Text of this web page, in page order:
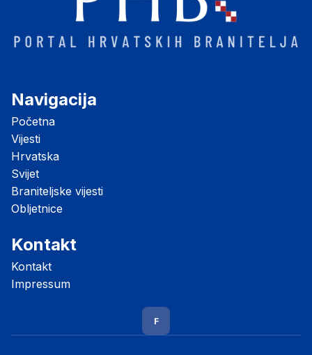
Navigacija
Početna
Vijesti
Hrvatska
Svijet
Braniteljske vijesti
Obljetnice
Kontakt
Kontakt
Impressum
F